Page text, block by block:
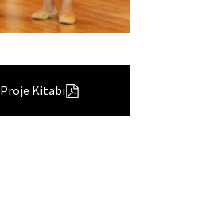
Proje Kitabı